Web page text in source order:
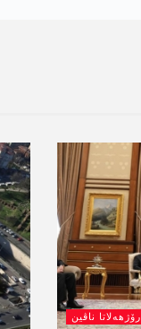
رۆژھەلاتا ناڤین